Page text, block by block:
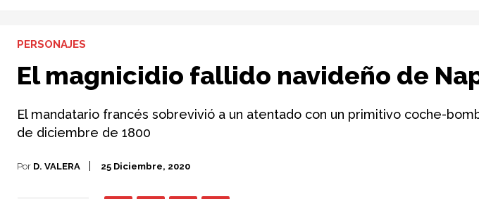
PERSONAJES
El magnicidio fallido navideño de
El mandatario francés sobrevivió a un atentado con un primitivo coche-
de diciembre de 1800
Por D. VALERA 25 Diciembre, 2020